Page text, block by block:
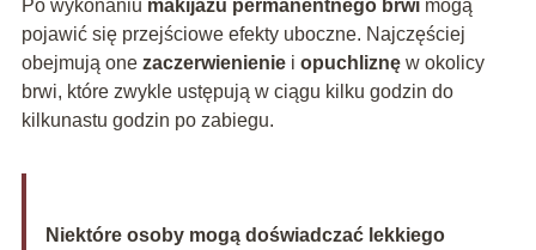
Po wykonaniu makijażu permanentnego brwimogą
pojawić się przejściowe efekty uboczne. Najczęściej
obejmują one zaczerwienieniei opuchliznęw okolicy
brwi, które zwykle ustępują w ciągu kilku godzin do
kilkunastu godzin po zabiegu.
Niektóre osoby mogą doświadczać lekkiego